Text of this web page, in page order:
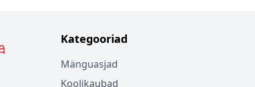
Kategooriad
Mänguasjad
Koolikaubad